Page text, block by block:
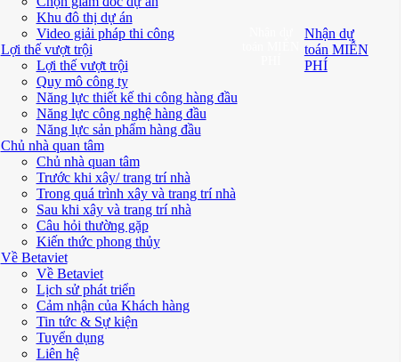
Khu đô thị dự án
Video giải pháp thi công
Lợi thế vượt trội
Lợi thế vượt trội
Quy mô công ty
Năng lực thiết kế thi công hàng đầu
Năng lực công nghệ hàng đầu
Năng lực sản phẩm hàng đầu
Chủ nhà quan tâm
Chủ nhà quan tâm
Trước khi xây/ trang trí nhà
Trong quá trình xây và trang trí nhà
Sau khi xây và trang trí nhà
Câu hỏi thường gặp
Kiến thức phong thủy
Về Betaviet
Về Betaviet
Lịch sử phát triển
Cảm nhận của Khách hàng
Tin tức & Sự kiện
Tuyển dụng
Liên hệ
Nhận dự
toán MIỄN
PHÍ